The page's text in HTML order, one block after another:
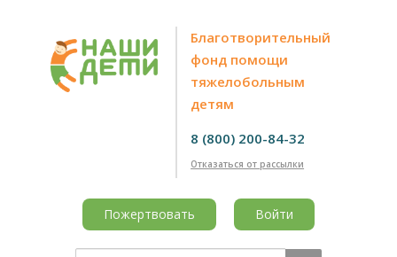
Благотворительный
фонд помощи
тяжелобольным
детям
8 (800) 200-84-32
Отказаться от рассылки
Пожертвовать Войти